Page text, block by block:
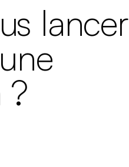
lancer
?